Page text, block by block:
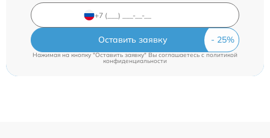
Оставить заявку
Нажимая на кнопку "Оставить заявку" Вы соглашаетесь cполитикой
конфиденциальности